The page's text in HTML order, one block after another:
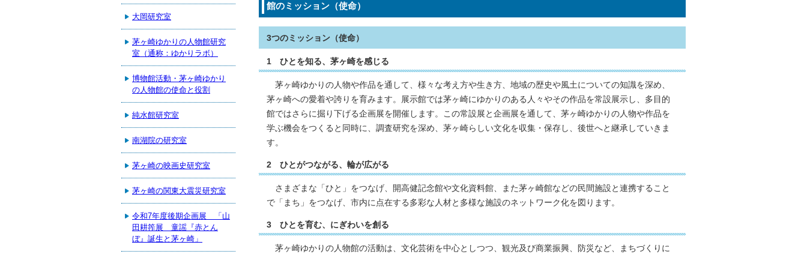
館のミッション（使命）
3つのミッション（使命）
1 ひとを知る、茅ヶ崎を感じる
茅ヶ崎ゆかりの人物や作品を通して、様々な考え方や生き方、地域の歴史や風土についての知識を深め、
茅ヶ崎への愛着や誇りを育みます。展示館では茅ヶ崎にゆかりのある人々やその作品を常設展示し、多目的
館ではさらに掘り下げる企画展を開催します。この常設展と企画展を通して、茅ヶ崎ゆかりの人物や作品を
学ぶ機会をつくると同時に、調査研究を深め、茅ヶ崎らしい文化を収集・保存し、後世へと継承していきま
す。
2 ひとがつながる、輪が広がる
さまざまな「ひと」をつなげ、開高健記念館や文化資料館、また茅ヶ崎館などの民間施設と連携すること
で「まち」をつなげ、市内に点在する多彩な人材と多様な施設のネットワーク化を図ります。
3 ひとを育む、にぎわいを創る
茅ヶ崎ゆかりの人物館の活動は、文化芸術を中心としつつ、観光及び商業振興、防災など、まちづくりに
大岡研究室
茅ヶ崎ゆかりの人物館研究
室（通称：ゆかりラボ）
博物館活動・茅ヶ崎ゆかり
の人物館の使命と役割
純水館研究室
南湖院の研究室
茅ヶ崎の映画史研究室
茅ヶ崎の関東大震災研究室
令和7年度後期企画展 「山
田耕筰展 童謡『赤とん
ぼ』誕生と茅ヶ崎」